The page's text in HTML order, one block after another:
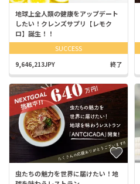
地球上全人類の健康をアップデート
したい！クレンズサプリ【レモク
ロ】誕生！！
SUCCESS
9,646,213JPY 終了
虫たちの魅力を世界に届けたい！地